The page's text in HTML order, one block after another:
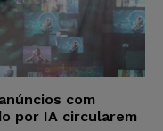
com
por IA circularem